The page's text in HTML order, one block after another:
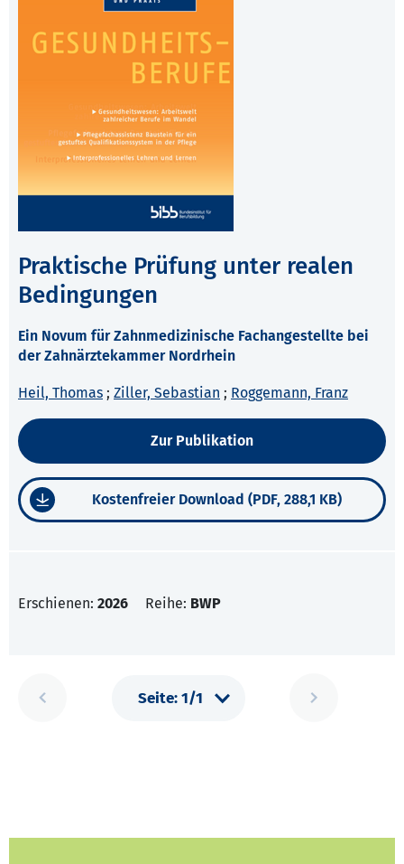
Praktische Prüfung unter realen
Bedingungen
Ein Novum für Zahnmedizinische Fachangestellte bei
der Zahnärztekammer Nordrhein
Heil, Thomas ; Ziller, Sebastian ; Roggemann, Franz
Zur Publikation
Kostenfreier Download (PDF, 288,1 KB)
Erschienen: 2026 Reihe: BWP